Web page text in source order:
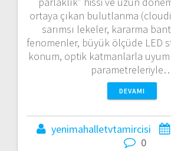
ortaya çıkan bulutlanma
sarımsı lekeler, kararma
fenomenler, büyük ölçüde LED
konum, optik katmanlarla
DEVAMI
yenimahalletvtamircisi
0